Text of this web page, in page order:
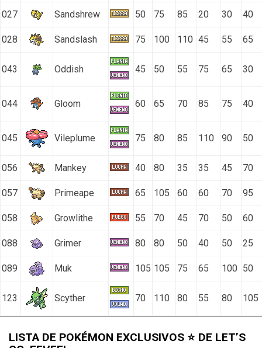
027 Sandshrew 50 75 85 20 30 40
028 Sandslash 75 100 110 45 55 65
043 Oddish 45 50 55 75 65 30
044 Gloom 60 65 70 85 75 40
045 Vileplume 75 80 85 110 90 50
056 Mankey 40 80 35 35 45 70
057 Primeape 65 105 60 60 70 95
058 Growlithe 55 70 45 70 50 60
088 Grimer 80 80 50 40 50 25
089 Muk 105 105 75 65 100 50
123 Scyther 70 110 80 55 80 105
LISTA DE POKÉMON EXCLUSIVOS ⭐ DE LET’S